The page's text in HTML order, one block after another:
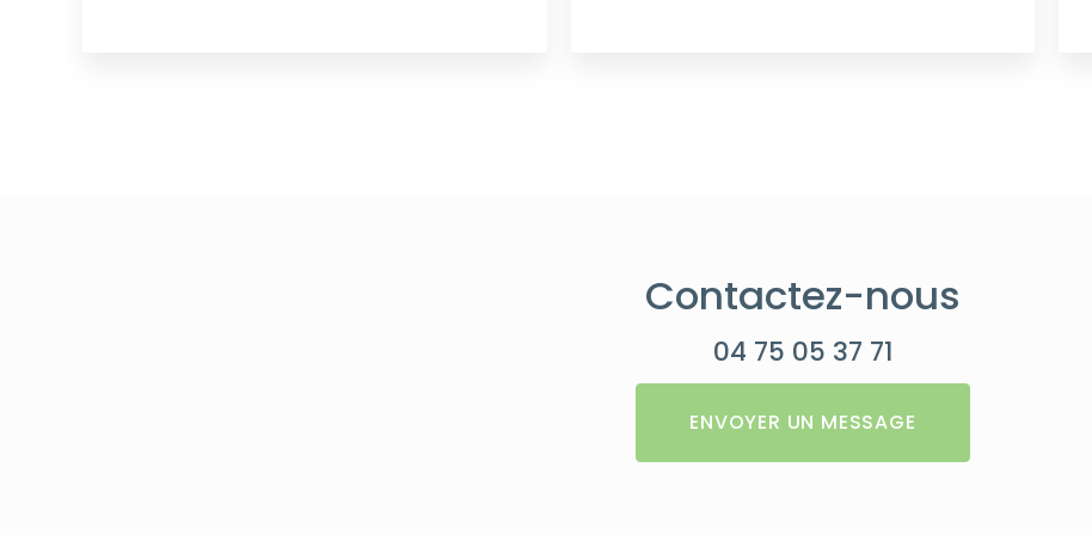
Contactez-nous
04 75 05 37 71
ENVOYER UN MESSAGE